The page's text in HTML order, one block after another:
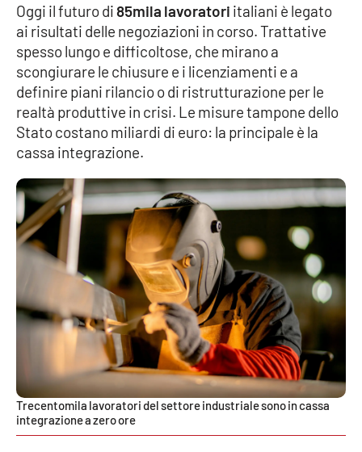
Leggendo Alvaro insieme
Imprese Di Calabria
Le perfidie di Antonella Grippo
Venti di comunicazione
STREAMING
LaC TV
LaC Network
LaC OnAir
EDIZIONI
LOCALI
Catanzaro
Oggi il futuro di85mila lavoratori italiani è legato
ai risultati delle negoziazioni in corso. Trattative
spesso lungo e difficoltose, che mirano a
scongiurare le chiusure e i licenziamenti e a
definire piani rilancio o di ristrutturazione per le
realtà produttive in crisi. Le misure tampone dello
Stato costano miliardi di euro: la principale è la
cassa integrazione.
Trecentomila lavoratori del settore industriale sono in cassa
integrazione a zero ore